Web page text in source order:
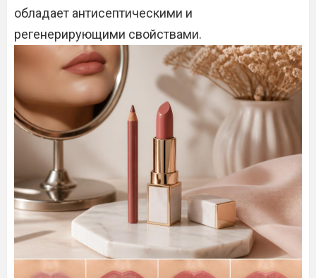
обладает антисептическими и
регенерирующими свойствами.